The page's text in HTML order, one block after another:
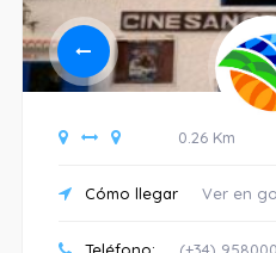
0.26 Km
Cómo llegar Ver en